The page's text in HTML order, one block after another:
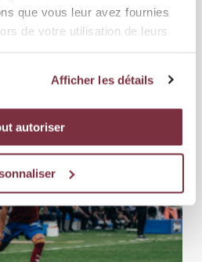
que vous leur avez fournies
de votre utilisation de leurs
Afficher les détails
autoriser
ZÜRICH - SERVETTE FC 0-2